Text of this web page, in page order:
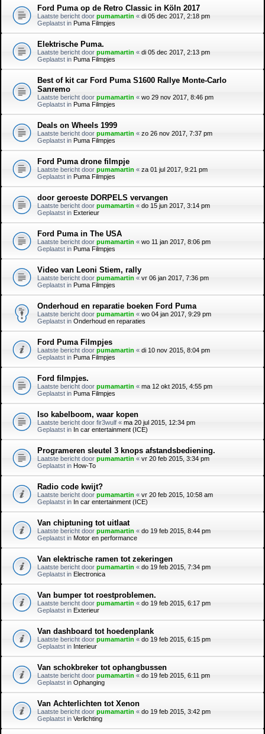
Ford Puma op de Retro Classic in Köln 2017
Laatste bericht door pumamartin « di 05 dec 2017, 2:18 pm
Geplaatst in Puma Filmpjes
Elektrische Puma.
Laatste bericht door pumamartin « di 05 dec 2017, 2:13 pm
Geplaatst in Puma Filmpjes
Best of kit car Ford Puma S1600 Rallye Monte-Carlo
Sanremo
Laatste bericht door pumamartin « wo 29 nov 2017, 8:46 pm
Geplaatst in Puma Filmpjes
Deals on Wheels 1999
Laatste bericht door pumamartin « zo 26 nov 2017, 7:37 pm
Geplaatst in Puma Filmpjes
Ford Puma drone filmpje
Laatste bericht door pumamartin « za 01 jul 2017, 9:21 pm
Geplaatst in Puma Filmpjes
door geroeste DORPELS vervangen
Laatste bericht door pumamartin « do 15 jun 2017, 3:14 pm
Geplaatst in Exterieur
Ford Puma in The USA
Laatste bericht door pumamartin « wo 11 jan 2017, 8:06 pm
Geplaatst in Puma Filmpjes
Video van Leoni Stiem, rally
Laatste bericht door pumamartin « vr 06 jan 2017, 7:36 pm
Geplaatst in Puma Filmpjes
Onderhoud en reparatie boeken Ford Puma
Laatste bericht door pumamartin « wo 04 jan 2017, 9:29 pm
Geplaatst in Onderhoud en reparaties
Ford Puma Filmpjes
Laatste bericht door pumamartin « di 10 nov 2015, 8:04 pm
Geplaatst in Puma Filmpjes
Ford filmpjes.
Laatste bericht door pumamartin « ma 12 okt 2015, 4:55 pm
Geplaatst in Puma Filmpjes
Iso kabelboom, waar kopen
Laatste bericht door fir3wulf « ma 20 jul 2015, 12:34 pm
Geplaatst in In car entertainment (ICE)
Programeren sleutel 3 knops afstandsbediening.
Laatste bericht door pumamartin « vr 20 feb 2015, 3:34 pm
Geplaatst in How-To
Radio code kwijt?
Laatste bericht door pumamartin « vr 20 feb 2015, 10:58 am
Geplaatst in In car entertainment (ICE)
Van chiptuning tot uitlaat
Laatste bericht door pumamartin « do 19 feb 2015, 8:44 pm
Geplaatst in Motor en performance
Van elektrische ramen tot zekeringen
Laatste bericht door pumamartin « do 19 feb 2015, 7:34 pm
Geplaatst in Electronica
Van bumper tot roestproblemen.
Laatste bericht door pumamartin « do 19 feb 2015, 6:17 pm
Geplaatst in Exterieur
Van dashboard tot hoedenplank
Laatste bericht door pumamartin « do 19 feb 2015, 6:15 pm
Geplaatst in Interieur
Van schokbreker tot ophangbussen
Laatste bericht door pumamartin « do 19 feb 2015, 6:11 pm
Geplaatst in Ophanging
Van Achterlichten tot Xenon
Laatste bericht door pumamartin « do 19 feb 2015, 3:42 pm
Geplaatst in Verlichting